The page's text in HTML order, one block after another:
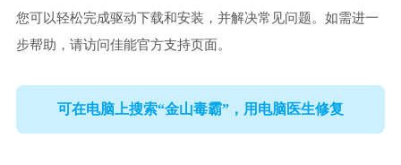
您可以轻松完成驱动下载和安装，并解决常见问题。如需进一
步帮助，请访问佳能官方支持页面。
可在电脑上搜索“金山毒霸”，用电脑医生修复